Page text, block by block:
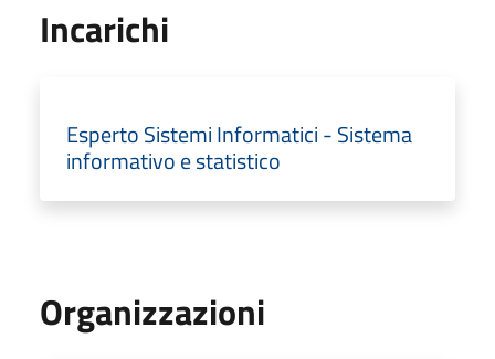
Incarichi
Esperto Sistemi Informatici - Sistema
informativo e statistico
Organizzazioni